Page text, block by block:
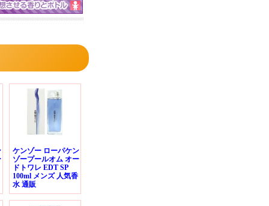
ケンゾー ローパケン
ゾープールオム オー
ドトワレ EDT SP
100ml メンズ 人気香
水 通販